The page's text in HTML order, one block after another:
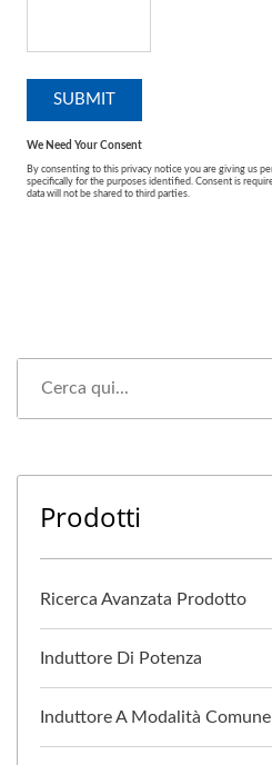
Prodotti
Ricerca Avanzata Prodotto
Induttore Di Potenza
Induttore A Modalità Comune